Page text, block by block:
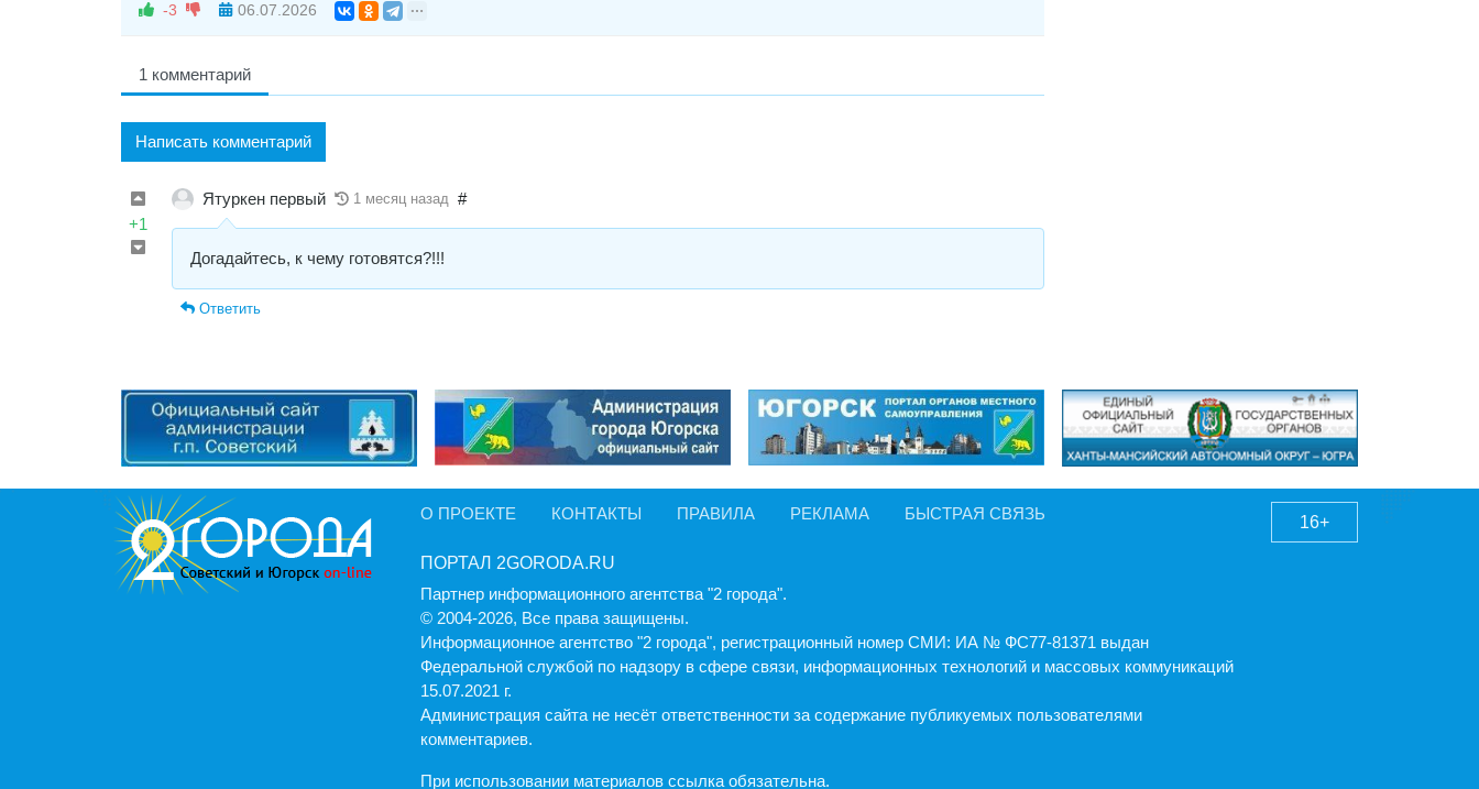
-3 06.07.2026
1 комментарий
Написать комментарий
+1
Ятуркен первый 1 месяц назад #
Догадайтесь, к чему готовятся?!!!
Ответить
О ПРОЕКТЕ КОНТАКТЫ ПРАВИЛА РЕКЛАМА БЫСТРАЯ СВЯЗЬ
ПОРТАЛ 2GORODA.RU
Партнер информационного агентства "2 города".
© 2004-2026, Все права защищены.
Информационное агентство "2 города", регистрационный номер СМИ: ИА № ФС77-81371 выдан
Федеральной службой по надзору в сфере связи, информационных технологий и массовых коммуникаций
15.07.2021 г.
Администрация cайта не несёт ответственности за содержание публикуемых пользователями
комментариев.
При использовании материалов ссылка обязательна.
16+